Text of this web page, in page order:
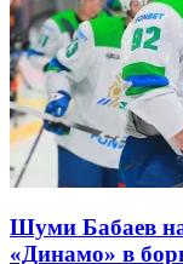
Шуми Бабаев
«Динамо» в